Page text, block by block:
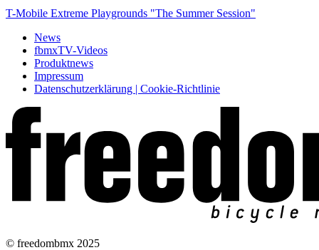
T-Mobile Extreme Playgrounds "The Summer Session"
News
fbmxTV-Videos
Produktnews
Impressum
Datenschutzerklärung | Cookie-Richtlinie
© freedombmx 2025